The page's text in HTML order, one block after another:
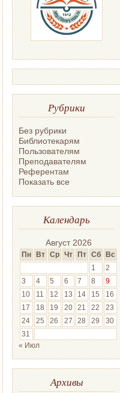
Рубрики
Без рубрики
Библиотекарям
Пользователям
Преподавателям
Референтам
Показать все
Календарь
Август 2026
Пн Вт Ср Чт Пт Сб Вс
1
2
3
4 5 6 7 8
9
10
11 12 13 14 15
16
17
18 19 20 21 22
23
24
25 26 27 28 29
30
31
« Июл
Архивы